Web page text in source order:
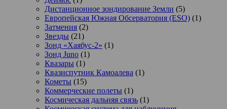
Дистанционное зондирование Земли (5)
Европейская Южная Обсерватория (ESO) (1)
Затмения (2)
Звезды (21)
Зонд «Хаябус-2» (1)
Зонд Juno (1)
Квазары (1)
Квазиспутник Камоалева (1)
Кометы (15)
Коммерческие полеты (1)
Космическая дальняя связь (1)